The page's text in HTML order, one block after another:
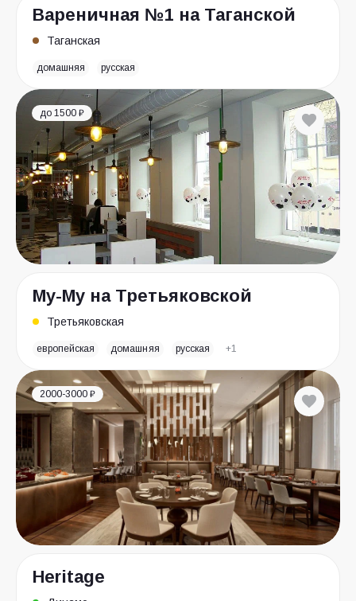
Вареничная №1 на Таганской
Таганская
домашняя русская
до 1500 ₽
Му-Му на Третьяковской
Третьяковская
европейская домашняя русская +1
2000-3000 ₽
Heritage